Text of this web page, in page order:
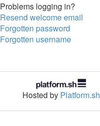
Problems logging in?
Resend welcome email
Forgotten password
Forgotten username
Hosted by Platform.sh